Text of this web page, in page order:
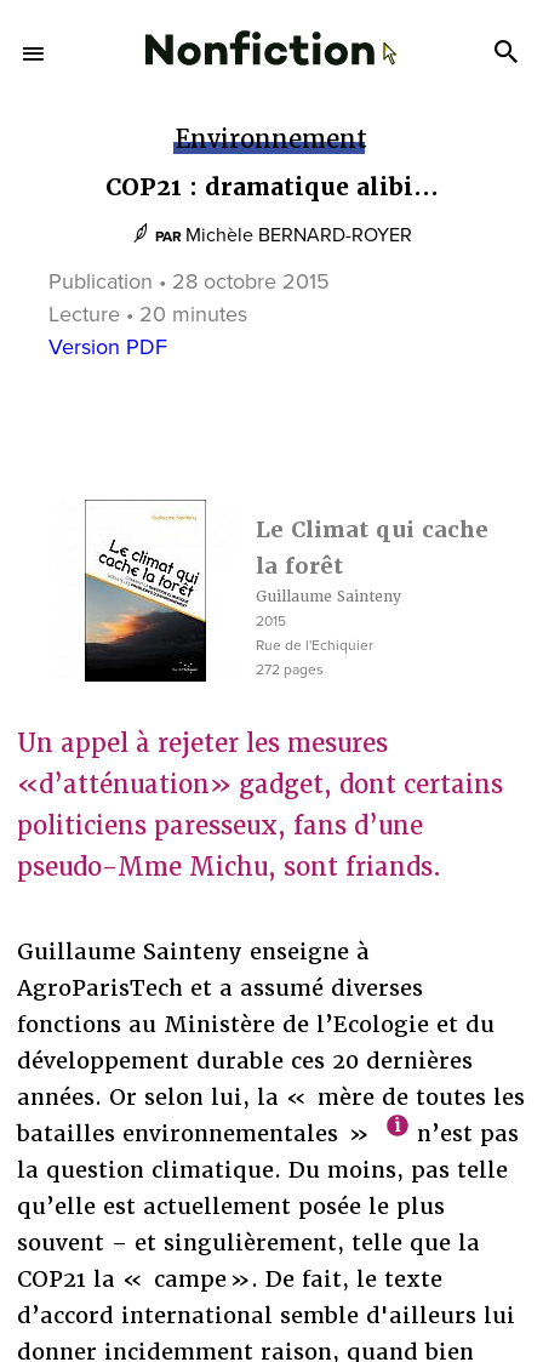
Environnement
COP21 : dramatique alibi...
PAR Michèle BERNARD-ROYER
Publication • 28 octobre 2015
Lecture • 20 minutes
Version PDF
Le Climat qui cache
la forêt
Guillaume Sainteny
2015
Rue de l'Echiquier
272 pages
Un appel à rejeter les mesures
«d’atténuation» gadget, dont certains
politiciens paresseux, fans d’une
pseudo-Mme Michu, sont friands.
Guillaume Sainteny enseigne à
AgroParisTech et a assumé diverses
fonctions au Ministère de l’Ecologie et du
développement durable ces 20 dernières
années. Or selon lui, la « mère de toutes les
batailles environnementales »
n’est pas
la question climatique. Du moins, pas telle
qu’elle est actuellement posée le plus
souvent – et singulièrement, telle que la
COP21 la « campe ». De fait, le texte
d’accord international semble d'ailleurs lui
donner incidemment raison, quand bien